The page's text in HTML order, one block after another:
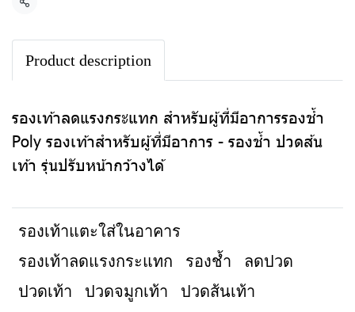
แชร์
Product description
รองเท้าลดแรงกระแทก สำหรับผู้ที่มีอาการรองช้ำ
Poly รองเท้าสำหรับผู้ที่มีอาการ - รองช้ำ ปวดส้น
เท้า รุ่นปรับหน้ากว้างได้
รองเท้าแตะใส่ในอาคาร
รองเท้าลดแรงกระแทก
รองช้ำ
ลดปวด
ปวดเท้า
ปวดจมูกเท้า
ปวดส้นเท้า